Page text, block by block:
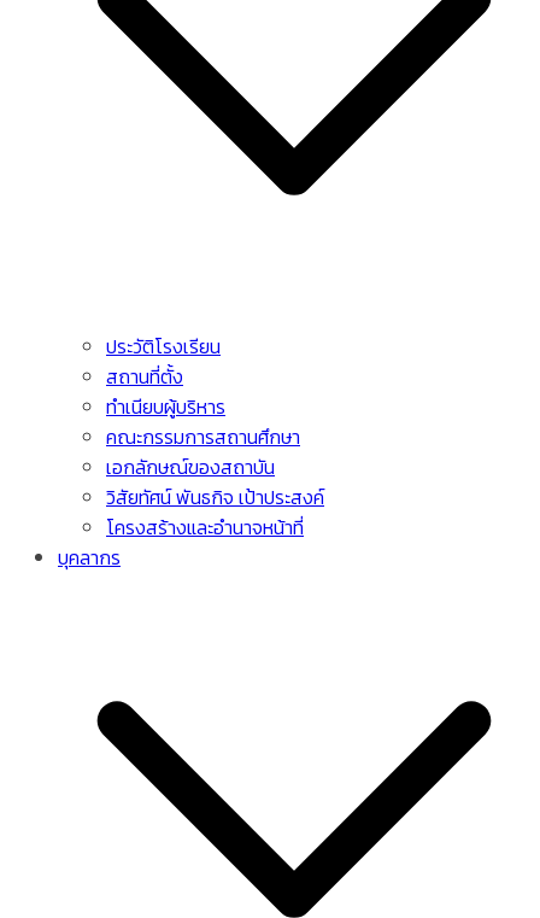
ประวัติโรงเรียน
สถานที่ตั้ง
ทำเนียบผู้บริหาร
คณะกรรมการสถานศึกษา
เอกลักษณ์ของสถาบัน
วิสัยทัศน์ พันธกิจ เป้าประสงค์
โครงสร้างและอำนาจหน้าที่
บุคลากร